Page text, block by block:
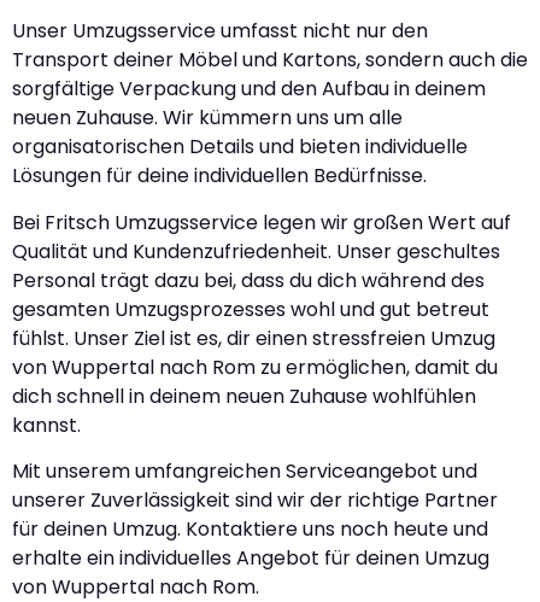
Unser Umzugsservice umfasst nicht nur den
Transport deiner Möbel und Kartons, sondern auch die
sorgfältige Verpackung und den Aufbau in deinem
neuen Zuhause. Wir kümmern uns um alle
organisatorischen Details und bieten individuelle
Lösungen für deine individuellen Bedürfnisse.
Bei Fritsch Umzugsservice legen wir großen Wert auf
Qualität und Kundenzufriedenheit. Unser geschultes
Personal trägt dazu bei, dass du dich während des
gesamten Umzugsprozesses wohl und gut betreut
fühlst. Unser Ziel ist es, dir einen stressfreien Umzug
von Wuppertal nach Rom zu ermöglichen, damit du
dich schnell in deinem neuen Zuhause wohlfühlen
kannst.
Mit unserem umfangreichen Serviceangebot und
unserer Zuverlässigkeit sind wir der richtige Partner
für deinen Umzug. Kontaktiere uns noch heute und
erhalte ein individuelles Angebot für deinen Umzug
von Wuppertal nach Rom.